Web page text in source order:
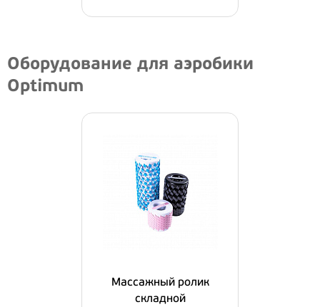
Оборудование для аэробики
Optimum
Массажный ролик
складной